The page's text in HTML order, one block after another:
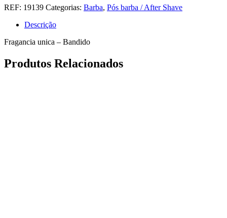
REF: 19139 Categorias: Barba, Pós barba / After Shave
Descrição
Fragancia unica – Bandido
Produtos Relacionados